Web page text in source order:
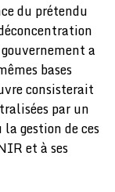
du prétendu
a
bases
consisterait
par un
gestion de ces
et à ses